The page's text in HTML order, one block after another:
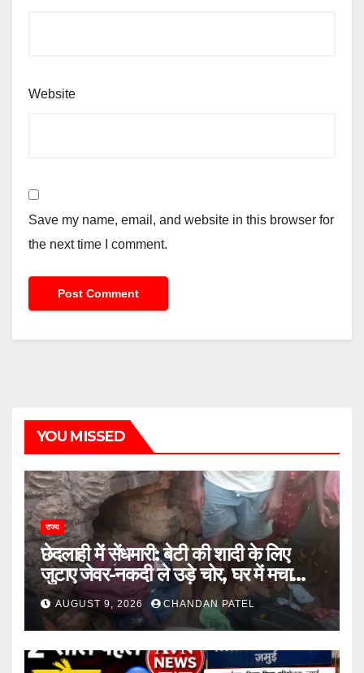
Website
Save my name, email, and website in this browser for
the next time I comment.
YOU MISSED
राज्य
छेदलाही में सेंधमारी: बेटी की शादी के लिए
जुटाए जेवर-नकदी ले उड़े चोर, घर में मचा
कोहराम
AUGUST 9, 2026 CHANDAN PATEL